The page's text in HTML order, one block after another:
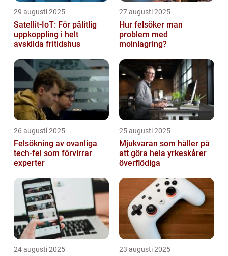
29 augusti 2025
Satellit‑IoT: För pålitlig
uppkoppling i helt
avskilda fritidshus
27 augusti 2025
Hur felsöker man
problem med
molnlagring?
26 augusti 2025
Felsökning av ovanliga
tech‑fel som förvirrar
experter
25 augusti 2025
Mjukvaran som håller på
att göra hela yrkeskårer
överflödiga
24 augusti 2025 23 augusti 2025